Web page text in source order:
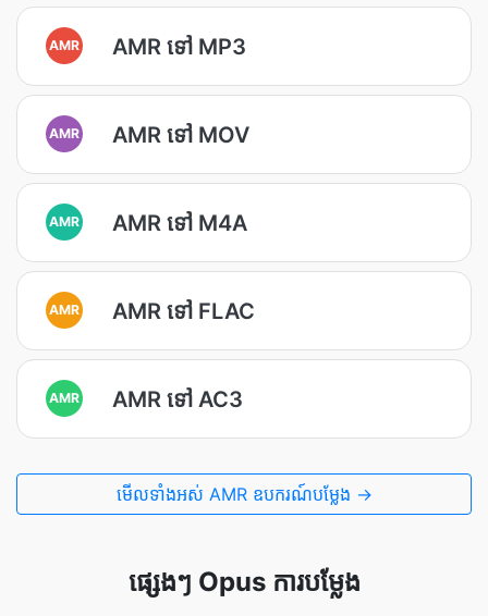
AMR AMR ទៅ MP3
AMR AMR ទៅ MOV
AMR AMR ទៅ M4A
AMR AMR ទៅ FLAC
AMR AMR ទៅ AC3
មើលទាំងអស់ AMR ឧបករណ៍បម្លែង →
ផ្សេងៗ Opus ការបម្លែង